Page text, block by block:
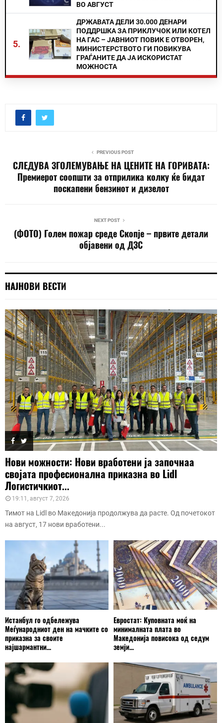
ВО АВГУСТ
5.
ДРЖАВАТА ДЕЛИ 30.000 ДЕНАРИ
ПОДДРШКА ЗА ПРИКЛУЧОК ИЛИ КОТЕЛ
НА ГАС – ЈАВНИОТ ПОВИК Е ОТВОРЕН,
МИНИСТЕРСТВОТО ГИ ПОВИКУВА
ГРАЃАНИТЕ ДА ЈА ИСКОРИСТАТ
МОЖНОСТА
PREVIOUS POST
СЛЕДУВА ЗГОЛЕМУВАЊЕ НА ЦЕНИТЕ НА ГОРИВАТА:
Премиерот соопшти за отприлика колку ќе бидат
поскапени бензинот и дизелот
NEXT POST
(ФОТО) Голем пожар среде Скопје – првите детали
објавени од ДЗС
НАЈНОВИ ВЕСТИ
Нови можности: Нови вработени ја започнаа
својата професионална приказна во Lidl
Логистичкиот...
19:11, август 7, 2026
Тимот на Lidl во Македонија продолжува да расте. Од почетокот
на август, 17 нови вработени...
Истанбул го одбележува
Меѓународниот ден на мачките со
приказна за своите
најшармантни...
Евростат: Куповната моќ на
минималната плата во
Македонија повисока од седум
земји...